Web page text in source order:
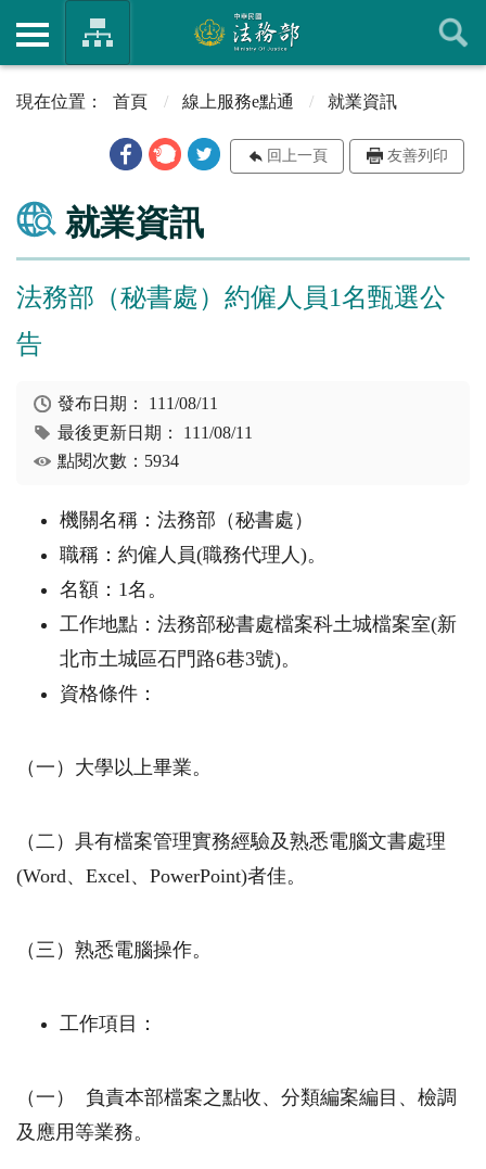
首頁 線上服務e點通 就業資訊
回上一頁 友善列印
就業資訊
法務部（秘書處）約僱人員1名甄選公
告
發布日期： 111/08/11
最後更新日期： 111/08/11
點閱次數：5934
機關名稱：法務部（秘書處）
職稱：約僱人員(職務代理人 )。
名額： 1名。
工作地點：法務部秘書處檔案科土城檔案室(新
北市土城區石門路6巷3號)。
資格條件：
（一）大學以上畢業。
（二）具有檔案管理實務經驗及熟悉電腦文書處理
(Word、 Excel、 PowerPoint)者佳。
（三）熟悉電腦操作。
工作項目：
（一）
負責本部檔案之點收、分類編案編目、檢調
及應用等業務。